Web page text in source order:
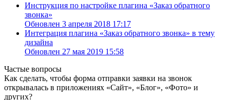
Инструкция по настройке плагина «Заказ обратного
звонка»
Обновлен 3 апреля 2018 17:17
Интеграция плагина «Заказ обратного звонка» в тему
дизайна
Обновлен 27 мая 2019 15:58
Частые вопросы
Как сделать, чтобы форма отправки заявки на звонок
открывалась в приложениях «Сайт», «Блог», «Фото» и
других?